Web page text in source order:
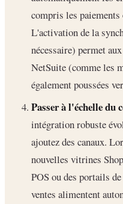
compris les
L'activation de la
nécessaire) permet
NetSuite (comme les
également poussées
Passer à l'échelle du
intégration robuste
ajoutez des canaux.
nouvelles vitrines
POS ou des portails
ventes alimentent